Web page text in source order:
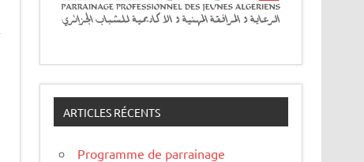
ARTICLES RÉCENTS
Programme de parrainage